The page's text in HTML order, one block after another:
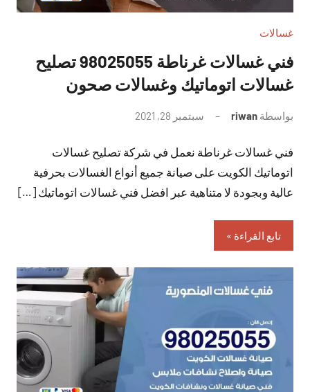
غسالات
فني غسالات غرناطة 98025055 تصليح
غسالات اتوماتيك وغسالات صحون
بواسطة riwan سبتمبر 28, 2021
تعليقات
فني غسالات غرناطة نعمل في شركة تصليح غسالات
اتوماتيك الكويت على صيانة جميع أنواع الغسالات بحرفية
عالية وبجودة لا متناهية عبر افضل فني غسالات اتوماتيك […]
تابع القراءة